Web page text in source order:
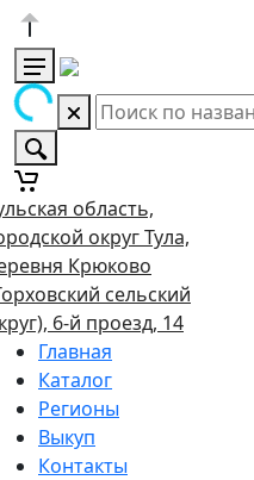
область,
округ Тула,
Крюково
сельский
6-й проезд, 14
Главная
Каталог
Регионы
Выкуп
Контакты